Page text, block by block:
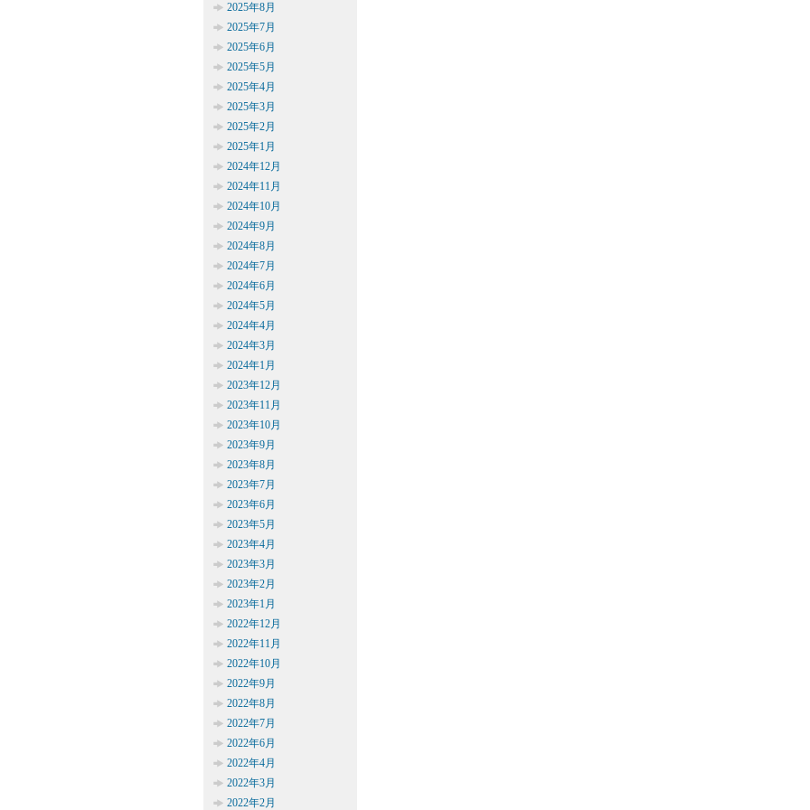
2025年8月
2025年7月
2025年6月
2025年5月
2025年4月
2025年3月
2025年2月
2025年1月
2024年12月
2024年11月
2024年10月
2024年9月
2024年8月
2024年7月
2024年6月
2024年5月
2024年4月
2024年3月
2024年1月
2023年12月
2023年11月
2023年10月
2023年9月
2023年8月
2023年7月
2023年6月
2023年5月
2023年4月
2023年3月
2023年2月
2023年1月
2022年12月
2022年11月
2022年10月
2022年9月
2022年8月
2022年7月
2022年6月
2022年4月
2022年3月
2022年2月